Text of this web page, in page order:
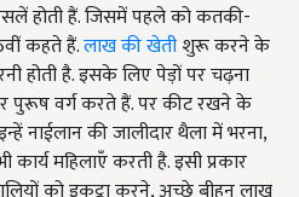
होती हैं. जिसमें पहले को कतकी-
कहते हैं.लाख की खेतीशुरू करने के
होती है. इसके लिए पेड़ों पर चढ़ना
पुरूष वर्ग करते हैं. पर कीट रखने के
नाईलान की जालीदार थैला में भरना,
महिलाएँ करती है. इसी प्रकार